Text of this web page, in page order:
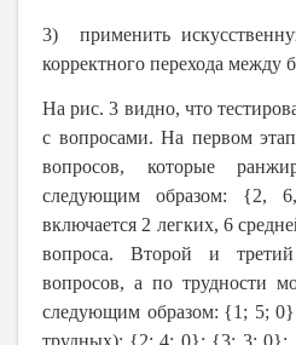
3) применить
корректного перехода между
На рис. 3 видно, что
с вопросами. На первом
вопросов, которые
следующим образом:
включается 2 легких, 6 средн
вопроса. Второй и
вопросов, а по трудности
следующим образом: {1; 5; 0}